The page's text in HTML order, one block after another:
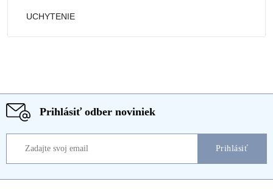
UCHYTENIE
Prihlásiť odber noviniek
Prihlásiť